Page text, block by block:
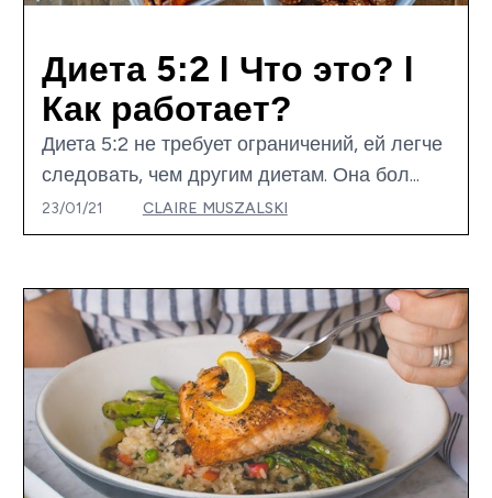
Диета 5:2 I Что это? I
Как работает?
Диета 5:2 не требует ограничений, ей легче
следовать, чем другим диетам. Она бол...
23/01/21 CLAIRE MUSZALSKI